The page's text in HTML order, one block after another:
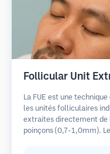
Follicular Unit
La FUE est une
les unités folliculaires
extraites directement de
poinçons (0,7-1,0mm).